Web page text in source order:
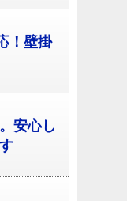
！壁掛
安心し